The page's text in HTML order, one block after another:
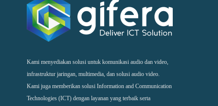
Kami menyediakan solusi untuk komunikasi audio dan video,
infrastruktur jaringan, multimedia, dan solusi audio video.
Kami juga memberikan solusi Information and Communication
Technologies (ICT) dengan layanan yang terbaik serta